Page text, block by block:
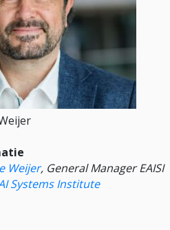
Weijer, General Manager EAISI
Systems Institute